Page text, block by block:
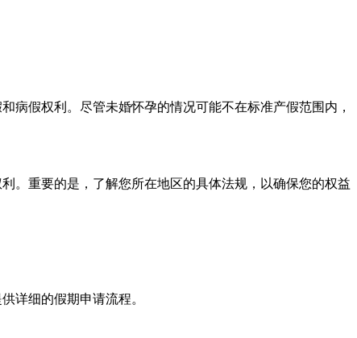
病假权利。尽管未婚怀孕的情况可能不在标准产假范围内，
。重要的是，了解您所在地区的具体法规，以确保您的权益
详细的假期申请流程。